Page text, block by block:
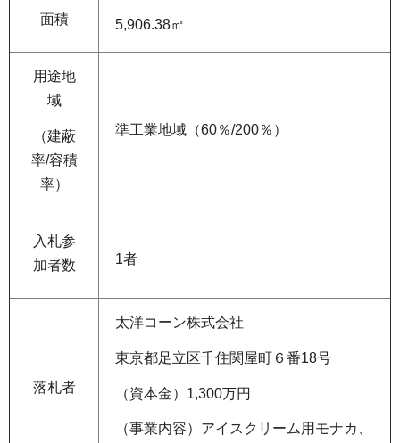
面積 5,906.38㎡
用途地
域
（建蔽
率/容積
率）
準工業地域（60％/200％）
入札参
加者数
1者
落札者
太洋コーン株式会社
東京都足立区千住関屋町６番18号
（資本金）1,300万円
（事業内容）アイスクリーム用モナカ、